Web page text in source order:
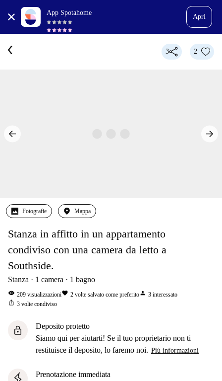
App Spotahome
Apri
3 2
Fotografie Mappa
Stanza in affitto in un appartamento
condiviso con una camera da letto a
Southside.
Stanza 1 camera 1 bagno
visibility 209 visualizzazionifavorite 2 volte salvato come preferitoperson 3 interessato
ios_share 3 volte condiviso
lock
Deposito protetto
Siamo qui per aiutarti! Se il tuo proprietario non ti
restituisce il deposito, lo faremo noi. Più informazioni
Prenotazione immediata